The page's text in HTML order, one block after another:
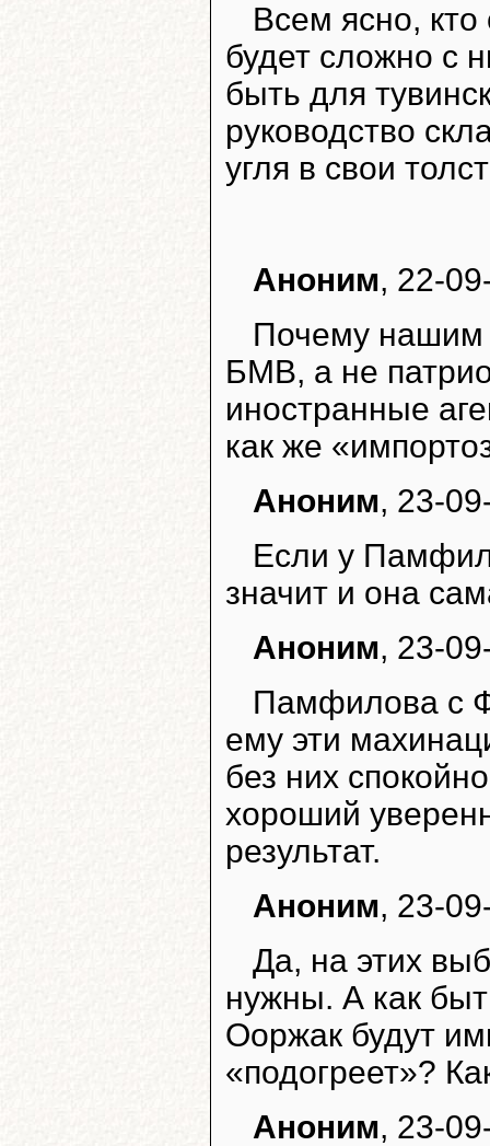
Всем ясно, кто
будет сложно с
быть для
руководство
угля в свои
Аноним, 22-
Почему нашим
БМВ, а не
иностранные
как же
Аноним, 23-
Если у
значит и она
Аноним, 23-
Памфилова с
ему эти
без них
хороший
результат.
Аноним, 23-
Да, на этих
нужны. А как
Ооржак будут
«подогреет»?
Аноним, 23-